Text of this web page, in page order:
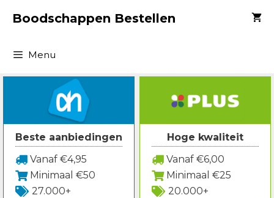
naarBoodschappen Bestellen
Menu
Beste aanbiedingen
Vanaf €4,95
Minimaal €50
27.000+
Hoge kwaliteit
Vanaf €6,00
Minimaal €25
20.000+